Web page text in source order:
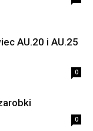
AU.20 i AU.25
0
0